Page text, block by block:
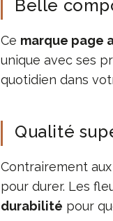
Belle
Ce marque page
unique avec ses
quotidien dans
Qualité
Contrairement
pour durer. Les
durabilité pour